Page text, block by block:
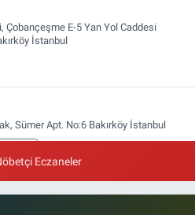
Çobançeşme E-5 Yan Yol Caddesi
İstanbul
Sümer Apt. No:6 Bakırköy İstanbul
Eczaneler